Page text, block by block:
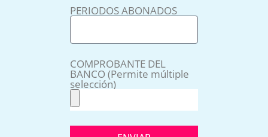
PERIODOS ABONADOS
COMPROBANTE DEL
BANCO (Permite múltiple
selección)